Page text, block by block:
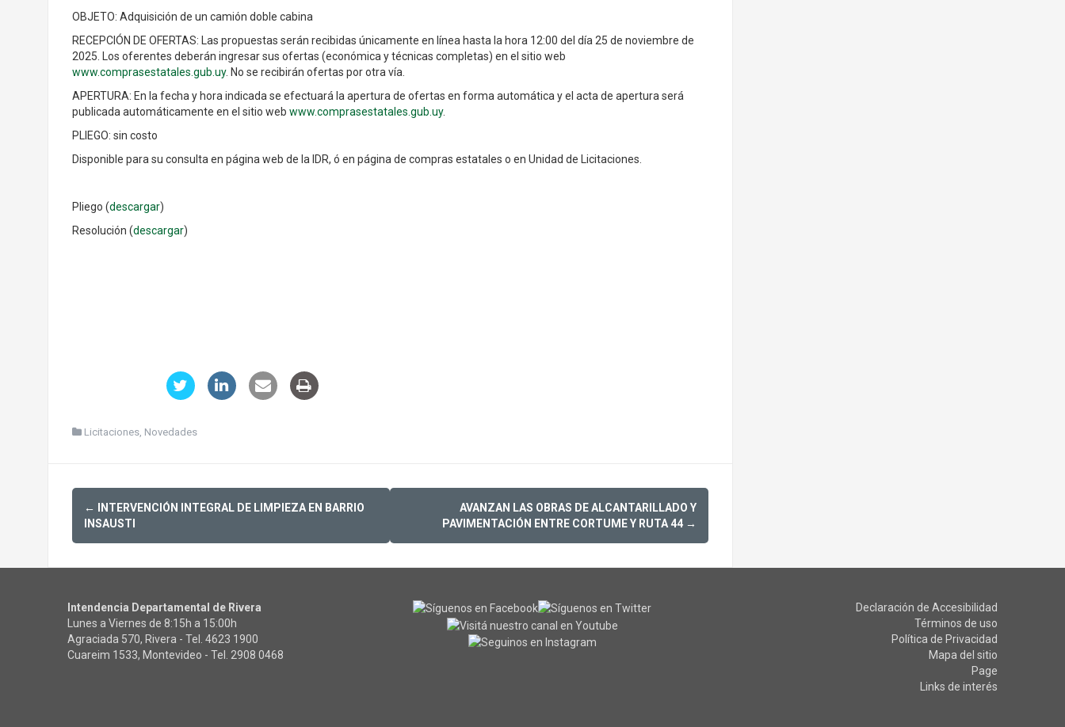
OBJETO: Adquisición de un camión doble cabina
RECEPCIÓN DE OFERTAS: Las propuestas serán recibidas únicamente en línea hasta la hora 12:00 del día 25 de noviembre de
2025. Los oferentes deberán ingresar sus ofertas (económica y técnicas completas) en el sitio web
www.comprasestatales.gub.uy. No se recibirán ofertas por otra vía.
APERTURA: En la fecha y hora indicada se efectuará la apertura de ofertas en forma automática y el acta de apertura será
publicada automáticamente en el sitio web www.comprasestatales.gub.uy.
PLIEGO: sin costo
Disponible para su consulta en página web de la IDR, ó en página de compras estatales o en Unidad de Licitaciones.
Pliego (descargar)
Resolución (descargar)
Licitaciones, Novedades
Post
navigation
←
INTERVENCIÓN INTEGRAL DE LIMPIEZA EN BARRIO
INSAUSTI
AVANZAN LAS OBRAS DE ALCANTARILLADO Y
PAVIMENTACIÓN ENTRE CORTUME Y RUTA 44 →
Intendencia Departamental de Rivera
Lunes a Viernes de 8:15h a 15:00h
Agraciada 570, Rivera - Tel. 4623 1900
Cuareim 1533, Montevideo - Tel. 2908 0468
Declaración de Accesibilidad
Términos de uso
Política de Privacidad
Mapa del sitio
Page
Links de interés